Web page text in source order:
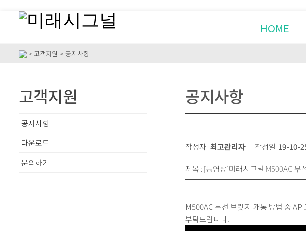
HOME
> 고객지원 > 공지사항
공지사항
작성자 최고관리자 작성일 19-10-
제목 : [동영상]미래시그널 M500AC 무
M500AC 무선 브릿지 개통 방법 중
부탁드립니다.
고객지원
공지사항
다운로드
문의하기